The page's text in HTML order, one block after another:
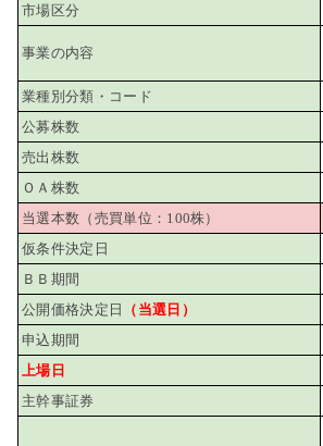
市場区分
事業の内容
業種別分類・コード
公募株数
売出株数
ＯＡ株数
当選本数（売買単位：100株）
仮条件決定日
ＢＢ期間
公開価格決定日
（当選日）
申込期間
上場日
主幹事証券